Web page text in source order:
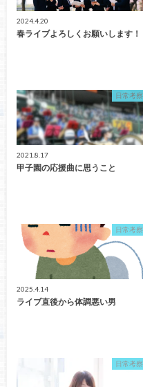
2024.4.20
春ライブよろしくお願いします！
日常考察
2021.8.17
甲子園の応援曲に思うこと
日常考察
2025.4.14
ライブ直後から体調悪い男
日常考察